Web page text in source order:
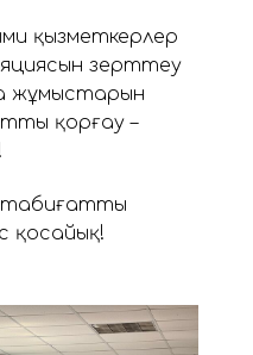
қызметкерлер
зерттеу
жұмыстарын
қорғау –
табиғатты
қосайық!